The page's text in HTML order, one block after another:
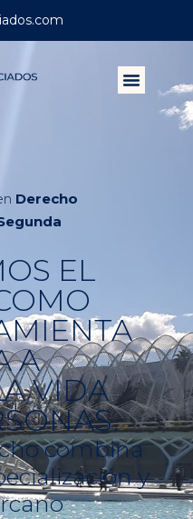
Derecho
EL
A
VIDA
combina
y